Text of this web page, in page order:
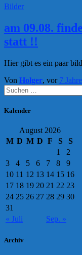
Bilder
am 09.08.
statt !!
Hier gibt es ein paar
Von Holger, vor 7
Suchen
nach:
Kalender
August 2026
M D M D F S
S
1
2
3
4 5 6 7 8
9
10 11 12 13 14 15 16
17 18 19 20 21 22 23
24 25 26 27 28 29 30
31
« Juli
Sep. »
Archiv